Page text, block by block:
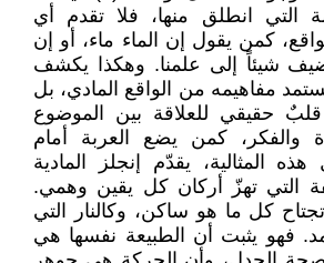
التي انطلق منها، فلا تقدم أي
كمن يقول إن الماء ماء، أو إن
شيئاً إلى علمنا. وهكذا يكشف
مفاهيمه من الواقع المادي، بل
حقيقي للعلاقة بين الموضوع
والفكر، كمن يضع العربة أمام
المثالية، يقدّم إنجلز المادية
التي تهزّ أركان كل يقين وهمي.
كل ما هو ساكن، وكالنار التي
فهو يثبت أن الطبيعة نفسها هي